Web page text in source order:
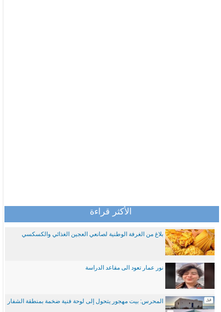
الأكثر قراءة
بلاغ من الغرفة الوطنية لصانعي العجين الغذائي والكسكسي
نور عمار تعود الى مقاعد الدراسة
المحرس: بيت مهجور يتحول إلى لوحة فنية ضخمة بمنطقة الشفار